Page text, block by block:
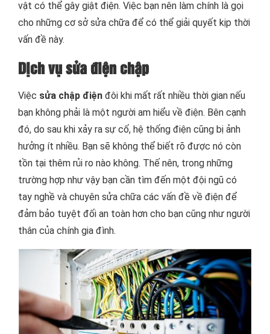
vật có thể gây giật điện. Việc bạn nên làm chính là gọi
cho những cơ sở sửa chữa để có thể giải quyết kịp thời
vấn đề này.
Dịch vụ sửa điện chập
Việc sửa chập điện đôi khi mất rất nhiều thời gian nếu
bạn không phải là một người am hiểu về điện. Bên cạnh
đó, do sau khi xảy ra sự cố, hệ thống điện cũng bị ảnh
hưởng ít nhiều. Bạn sẽ không thể biết rõ được nó còn
tồn tại thêm rủi ro nào không. Thế nên, trong những
trường hợp như vậy bạn cần tìm đến một đội ngũ có
tay nghề và chuyên sửa chữa các vấn đề về điện để
đảm bảo tuyệt đối an toàn hơn cho bạn cũng như người
thân của chính gia đình.